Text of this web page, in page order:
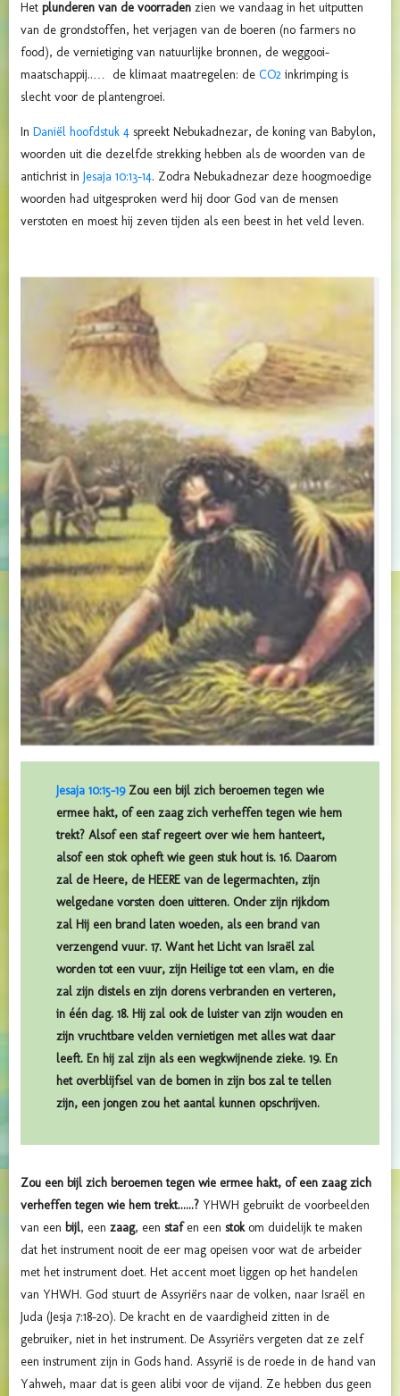
Het plunderen van de voorraden zien we vandaag in het uitputten
van de grondstoffen, het verjagen van de boeren (no farmers no
food), de vernietiging van natuurlijke bronnen, de weggooi-
maatschappij..… de klimaat maatregelen: de CO2 inkrimping is
slecht voor de plantengroei.
In Daniël hoofdstuk 4 spreekt Nebukadnezar, de koning van Babylon,
woorden uit die dezelfde strekking hebben als de woorden van de
antichrist in Jesaja 10:13-14. Zodra Nebukadnezar deze hoogmoedige
woorden had uitgesproken werd hij door God van de mensen
verstoten en moest hij zeven tijden als een beest in het veld leven.
Jesaja 10:15-19Zou een bijl zich beroemen tegen wie
ermee hakt, of een zaag zich verheffen tegen wie hem
trekt? Alsof een staf regeert over wie hem hanteert,
alsof een stok opheft wie geen stuk hout is. 16. Daarom
zal de Heere, de HEERE van de legermachten, zijn
welgedane vorsten doen uitteren. Onder zijn rijkdom
zal Hij een brand laten woeden, als een brand van
verzengend vuur. 17. Want het Licht van Israël zal
worden tot een vuur, zijn Heilige tot een vlam, en die
zal zijn distels en zijn dorens verbranden en verteren,
in één dag. 18. Hij zal ook de luister van zijn wouden en
zijn vruchtbare velden vernietigen met alles wat daar
leeft. En hij zal zijn als een wegkwijnende zieke. 19. En
het overblijfsel van de bomen in zijn bos zal te tellen
zijn, een jongen zou het aantal kunnen opschrijven.
Zou een bijl zich beroemen tegen wie ermee hakt, of een zaag zich
verheffen tegen wie hem trekt......? YHWH gebruikt de voorbeelden
van een bijl, een zaag, een stafen een stokom duidelijk te maken
dat het instrument nooit de eer mag opeisen voor wat de arbeider
met het instrument doet. Het accent moet liggen op het handelen
van YHWH. God stuurt de Assyriërs naar de volken, naar Israël en
Juda (Jesja 7:18-20). De kracht en de vaardigheid zitten in de
gebruiker, niet in het instrument. De Assyriërs vergeten dat ze zelf
een instrument zijn in Gods hand. Assyrië is de roede in de hand van
Yahweh, maar dat is geen alibi voor de vijand. Ze hebben dus geen